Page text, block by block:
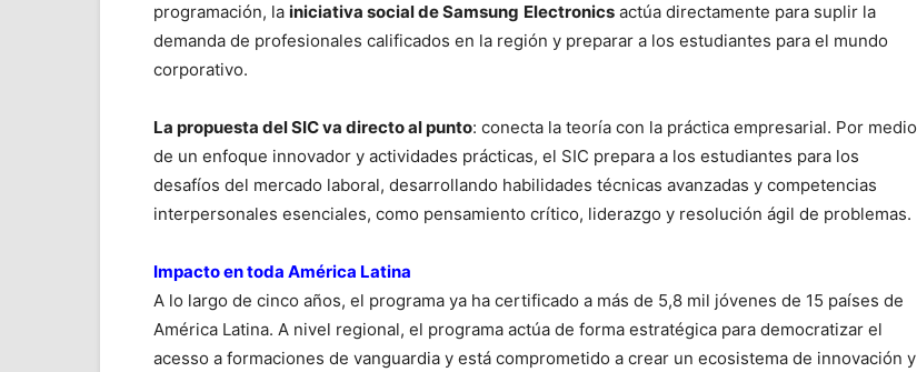
programación, la iniciativa social de Samsung Electronics actúa directamente para suplir la
demanda de profesionales calificados en la región y preparar a los estudiantes para el mundo
corporativo.
La propuesta del SIC va directo al punto: conecta la teoría con la práctica empresarial. Por medio
de un enfoque innovador y actividades prácticas, el SIC prepara a los estudiantes para los
desafíos del mercado laboral, desarrollando habilidades técnicas avanzadas y competencias
interpersonales esenciales, como pensamiento crítico, liderazgo y resolución ágil de problemas.
Impacto en toda América Latina
A lo largo de cinco años, el programa ya ha certificado a más de 5,8 mil jóvenes de 15 países de
América Latina. A nivel regional, el programa actúa de forma estratégica para democratizar el
acesso a formaciones de vanguardia y está comprometido a crear un ecosistema de innovación y